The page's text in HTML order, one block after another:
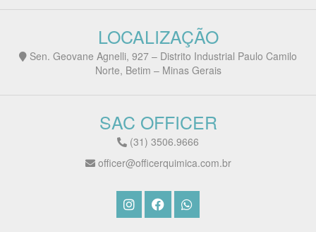
LOCALIZAÇÃO
Sen. Geovane Agnelli, 927 – Distrito Industrial Paulo Camilo
Norte, Betim – Minas Gerais
SAC OFFICER
(31) 3506.9666
officer@officerquimica.com.br